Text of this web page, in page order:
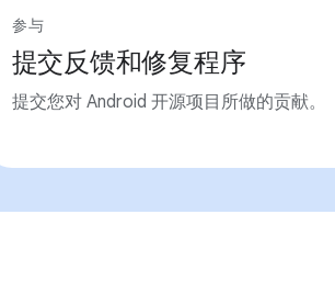
参与
提交反馈和修复程序
提交您对 Android 开源项目所做的贡献。